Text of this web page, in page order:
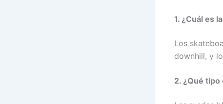
1. ¿Cuál es
Los
downhill, y
2. ¿Qué